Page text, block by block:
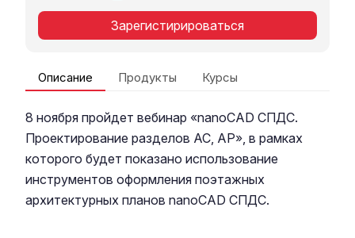
Зарегистирироваться
Описание Продукты Курсы
8 ноября пройдет вебинар «nanoCAD СПДС.
Проектирование разделов АС, АР», в рамках
которого будет показано использование
инструментов оформления поэтажных
архитектурных планов nanoCAD СПДС.